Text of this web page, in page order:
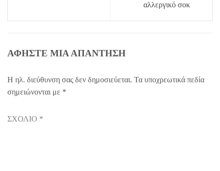
αλλεργικό σοκ
ΑΦΉΣΤΕ ΜΙΑ ΑΠΆΝΤΗΣΗ
Η ηλ. διεύθυνση σας δεν δημοσιεύεται. Τα υποχρεωτικά πεδία
σημειώνονται με *
ΣΧΌΛΙΟ *